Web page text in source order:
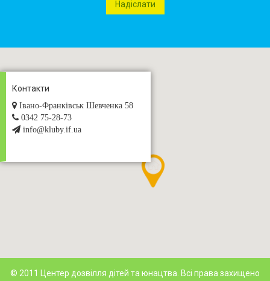
Контакти
Івано-Франківськ Шевченка 58
0342 75-28-73
info@kluby.if.ua
© 2011 Центер дозвілля дітей та юнацтва. Всі права захищено